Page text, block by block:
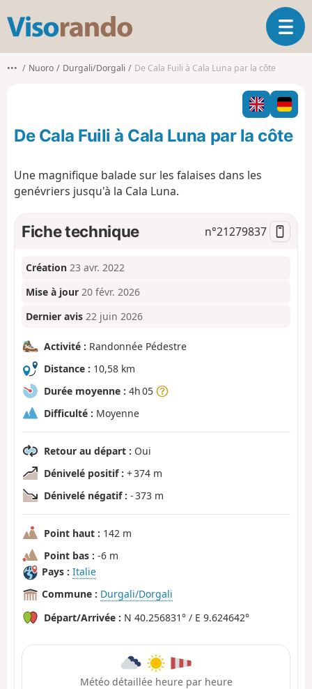
s
o
o
O
u
i
r
l
a
a
t
••• Nuoro Durgali/Dorgali De Cala Fuili à Cala Luna par la côte
De Cala Fuili à Cala Luna par la côte
Une magnifique balade sur les falaises dans les
genévriers jusqu'à la Cala Luna.
Fiche technique n°21279837
Création 23 avr. 2022
Mise à jour 20 févr. 2026
Dernier avis 22 juin 2026
Activité : Randonnée Pédestre
Distance : 10,58 km
Durée moyenne : 4h 05
Difficulté : Moyenne
Retour au départ : Oui
Dénivelé positif : + 374 m
Dénivelé négatif : - 373 m
Point haut : 142 m
Point bas : -6 m
Pays : Italie
Commune : Durgali/Dorgali
Départ/Arrivée : N 40.256831° / E 9.624642°
Météo détaillée heure par heure